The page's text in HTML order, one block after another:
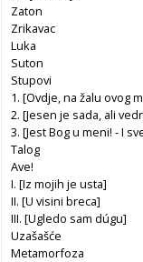
Zaton
Zrikavac
Luka
Suton
Stupovi
1. [Ovdje, na žalu ovog
2. [Jesen je sada, ali
3. [Jest Bog u meni! - I
Talog
Ave!
I. [Iz mojih je usta]
II. [U visini breca]
III. [Ugledo sam dúgu]
Uzašašće
Metamorfoza